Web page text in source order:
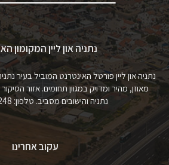
נתניה און ליין המקומון
נתניה און ליין פורטל האינטרנט המוביל בעיר
מאוזן, מהיר ומדויק במגוון תחומים. אזור
נתניה והישובים מסביב. טלפון: 050-8491248
עקוב אחרינו